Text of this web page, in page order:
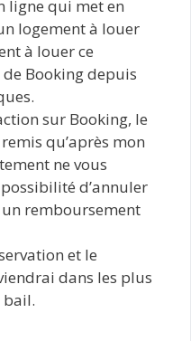
ligne qui met en
logement à louer
à louer ce
Booking depuis
sur Booking, le
qu’après mon
ne vous
d’annuler
remboursement
et le
dans les plus
bail.